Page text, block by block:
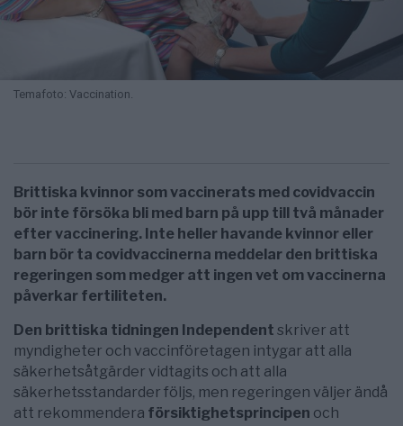
Temafoto: Vaccination.
Brittiska kvinnor som vaccinerats med covidvaccin
bör inte försöka bli med barn på upp till två månader
efter vaccinering. Inte heller havande kvinnor eller
barn bör ta covidvaccinerna meddelar den brittiska
regeringen som medger att ingen vet om vaccinerna
påverkar fertiliteten.
Den brittiska tidningen Independent skriver att
myndigheter och vaccinföretagen intygar att alla
säkerhetsåtgärder vidtagits och att alla
säkerhetsstandarder följs, men regeringen väljer ändå
att rekommendera försiktighetsprincipen och